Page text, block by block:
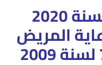
القانون 210 لسنة 2020
المريض